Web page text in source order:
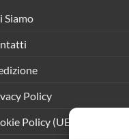
Siamo
Policy
Policy (UE)